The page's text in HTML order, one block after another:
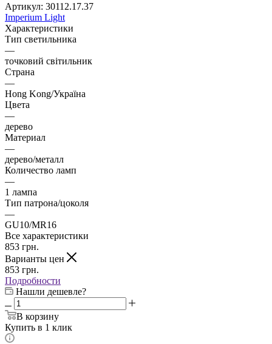
Артикул: 30112.17.37
Imperium Light
Характеристики
Тип светильника
—
точковий світильник
Страна
—
Hong Kong/Україна
Цвета
—
дерево
Материал
—
дерево/металл
Количество ламп
—
1 лампа
Тип патрона/цоколя
—
GU10/MR16
Все характеристики
853 грн.
Варианты цен
853 грн.
Подробности
Нашли дешевле?
В корзину
Купить в 1 клик